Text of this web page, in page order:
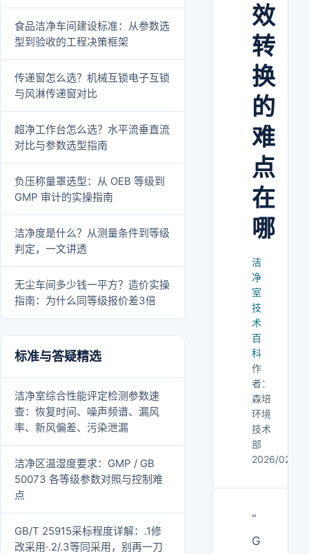
食品洁净车间建设标准：从参数选
型到验收的工程决策框架
传递窗怎么选？机械互锁电子互锁
与风淋传递窗对比
超净工作台怎么选？水平流垂直流
对比与参数选型指南
负压称量罩选型：从 OEB 等级到
GMP 审计的实操指南
洁净度是什么？从测量条件到等级
判定，一文讲透
无尘车间多少钱一平方？造价实操
指南：为什么同等级报价差3倍
标准与答疑精选
洁净室综合性能评定检测参数速
查：恢复时间、噪声频谱、漏风
率、新风偏差、污染泄漏
洁净区温湿度要求：GMP / GB
50073 各等级参数对照与控制难
点
GB/T 25915采标程度详解：.1修
改采用·.2/.3等同采用，别再一刀
效
转
换
的
难
点
在
哪
洁
净
室
技
术
百
科
作
者：
森培
环境
技术
部
2026/02/28
“
G